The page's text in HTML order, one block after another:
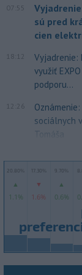
07:55
sú pred
cien
18:12
Vyjadrenie:
využiť
podporu...
12:26
sociálnych
Tomáša